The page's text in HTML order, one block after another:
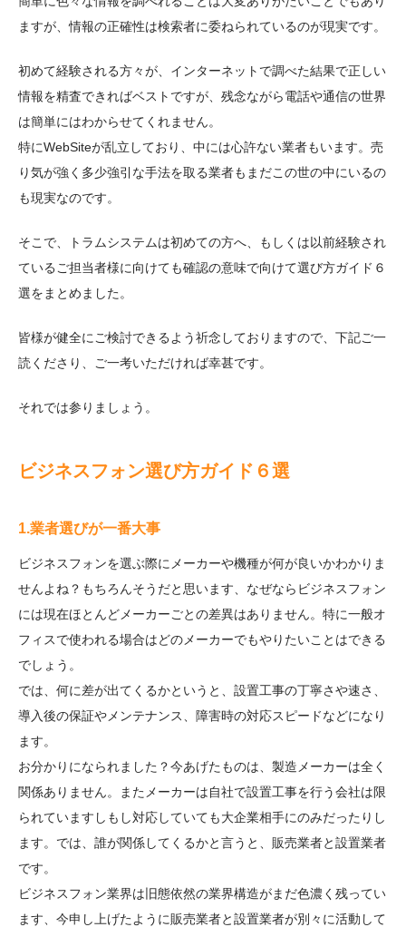
ますが、情報の正確性は検索者に委ねられているのが現実です。
初めて経験される方々が、インターネットで調べた結果で正しい
情報を精査できればベストですが、残念ながら電話や通信の世界
は簡単にはわからせてくれません。
特にWebSiteが乱立しており、中には心許ない業者もいます。売
り気が強く多少強引な手法を取る業者もまだこの世の中にいるの
も現実なのです。
そこで、トラムシステムは初めての方へ、もしくは以前経験され
ているご担当者様に向けても確認の意味で向けて選び方ガイド６
選をまとめました。
皆様が健全にご検討できるよう祈念しておりますので、下記ご一
読くださり、ご一考いただければ幸甚です。
それでは参りましょう。
ビジネスフォン選び方ガイド６選
1.業者選びが一番大事
ビジネスフォンを選ぶ際にメーカーや機種が何が良いかわかりま
せんよね？もちろんそうだと思います、なぜならビジネスフォン
には現在ほとんどメーカーごとの差異はありません。特に一般オ
フィスで使われる場合はどのメーカーでもやりたいことはできる
でしょう。
では、何に差が出てくるかというと、設置工事の丁寧さや速さ、
導入後の保証やメンテナンス、障害時の対応スピードなどになり
ます。
お分かりになられました？今あげたものは、製造メーカーは全く
関係ありません。またメーカーは自社で設置工事を行う会社は限
られていますしもし対応していても大企業相手にのみだったりし
ます。では、誰が関係してくるかと言うと、販売業者と設置業者
です。
ビジネスフォン業界は旧態依然の業界構造がまだ色濃く残ってい
ます、今申し上げたように販売業者と設置業者が別々に活動して